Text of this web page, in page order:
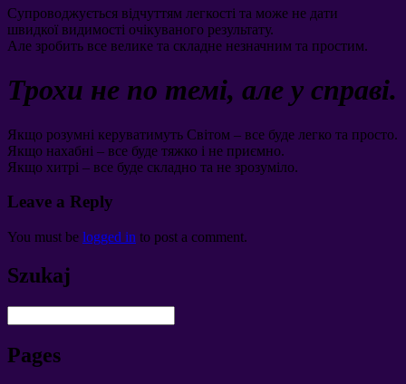
Супроводжується відчуттям легкості та може не дати
швидкої видимості очікуваного результату.
Але зробить все велике та складне незначним та простим.
Трохи не по темі, але у справі.
Якщо розумні керуватимуть Світом – все буде легко та просто.
Якщо нахабні – все буде тяжко і не приємно.
Якщо хитрі – все буде складно та не зрозуміло.
Leave a Reply
You must be logged in to post a comment.
Szukaj
Pages